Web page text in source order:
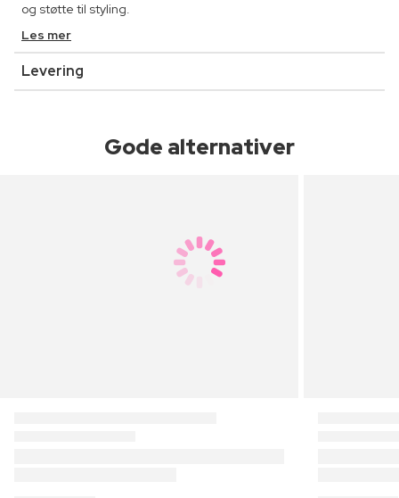
og støtte til styling.
Les mer
Levering
Gode alternativer